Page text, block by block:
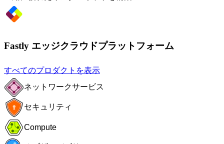
Fastly エッジクラウドプラットフォーム
すべてのプロダクトを表示
ネットワークサービス
セキュリティ
Compute